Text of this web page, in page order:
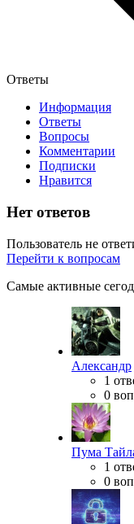
Ответы
Информация
Ответы
Вопросы
Комментарии
Подписки
Нравится
Нет ответов
Пользователь не
Перейти к вопросам
Самые активные
Александр
1
0
Пума
1
0